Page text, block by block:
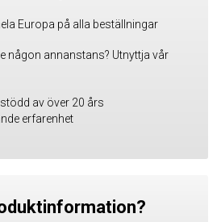
Europa på alla beställningar
någon annanstans? Utnyttja vår
av över 20 års
erfarenhet